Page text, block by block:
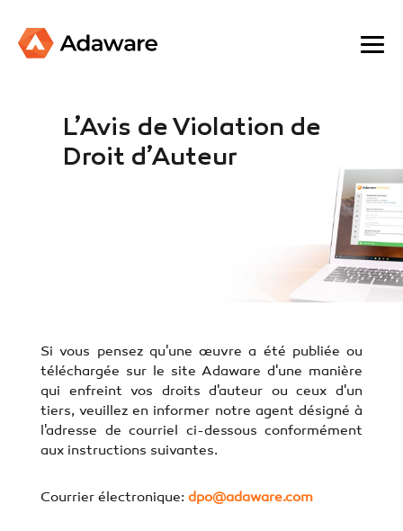
L’Avis de Violation de
Droit d’Auteur
Si vous pensez qu'une œuvre a été publiée ou
téléchargée sur le site Adaware d'une manière
qui enfreint vos droits d'auteur ou ceux d'un
tiers, veuillez en informer notre agent désigné à
l'adresse de courriel ci-dessous conformément
aux instructions suivantes.
Courrier électronique: dpo@adaware.com